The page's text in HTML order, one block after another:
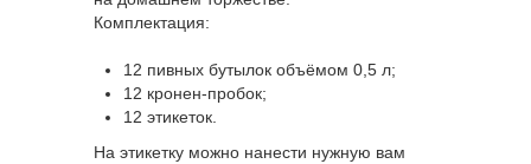
Комплектация:
12 пивных бутылок объёмом 0,5 л;
12 кронен-пробок;
12 этикеток.
На этикетку можно нанести нужную вам